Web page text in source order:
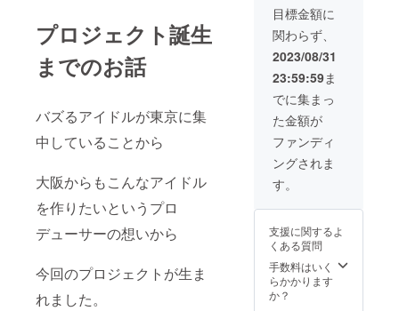
プロジェクト誕生
までのお話
バズるアイドルが東京に集
中していることから
大阪からもこんなアイドル
を作りたいというプロ
デューサーの想いから
今回のプロジェクトが生ま
れました。
内致し
ま
す。）
・ポイ
ント
カード
10pt付
与 ※ポ
イント
カード
は1公演
ご来場
トつく
もので
す。 支
援時、
推しメ
ンを教
※デ
ビュー
ライブ
時のチ
ケット
（紙）
・デ
ビュー
ライブ
優先入
場（当
日お渡
す。）
ント
カード
20pt付
与 ※ポ
イント
だけま
す。 ・
デ
ビュー
ライブ
当日物
販優先
券 ※デ
ビュー
ライブ
当日の
物販
参加で
す。 ・
推しの
手書き
メッ
セージ
目標金額に
関わらず、
2023/08/31
23:59:59ま
でに集まっ
た金額が
ファンディ
ングされま
す。
支援に関するよ
くある質問
手数料はいく
らかかります
か？